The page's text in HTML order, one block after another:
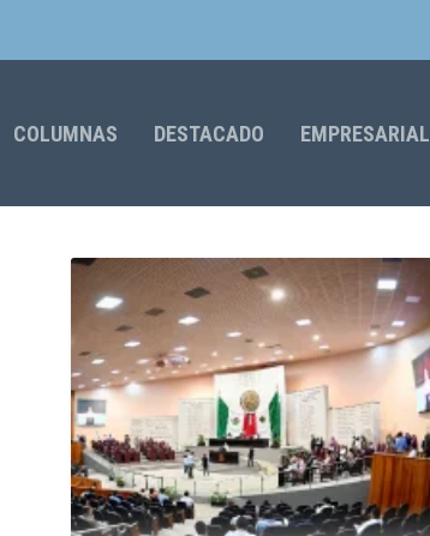
COLUMNAS DESTACADO EMPRESARIAL